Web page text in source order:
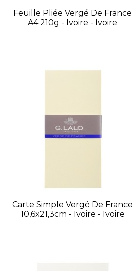
Feuille Pliée Vergé De France
A4 210g - Ivoire - Ivoire
Carte Simple Vergé De France
10,6x21,3cm - Ivoire - Ivoire